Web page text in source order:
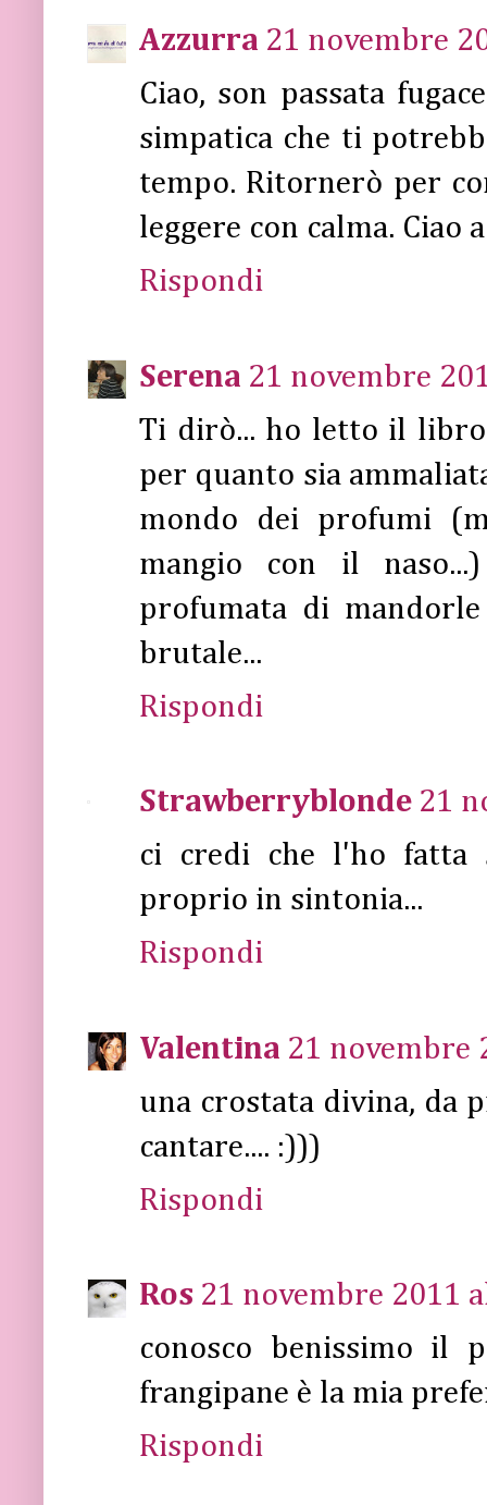
Azzurra 21 novembre
Ciao, son passata
simpatica che ti
tempo. Ritornerò per
leggere con calma. Ciao
Rispondi
Serena 21 novembre
Ti dirò... ho letto il
per quanto sia
mondo dei profumi
mangio con il
profumata di
brutale...
Rispondi
Strawberryblonde 21
ci credi che l'ho fatta
proprio in sintonia...
Rispondi
Valentina 21 novembre
una crostata divina, da
cantare.... :)))
Rispondi
Ros 21 novembre 2011
conosco benissimo il
frangipane è la mia
Rispondi